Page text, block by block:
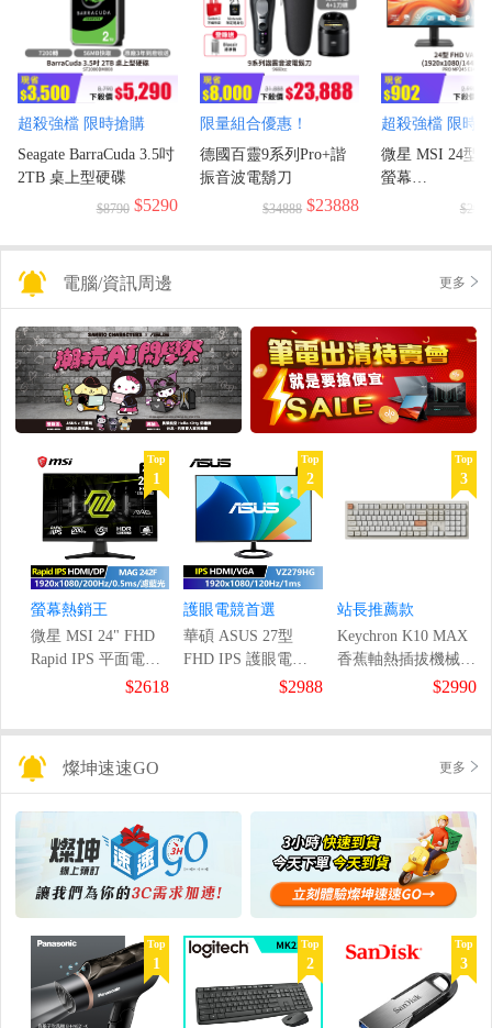
超殺強檔 限時搶購
Seagate BarraCuda 3.5吋
2TB 桌上型硬碟
$8790 $5290
限量組合優惠！
德國百靈9系列Pro+諧
振音波電鬍刀
$34888 $23888
超殺強檔 限時
微星 MSI 24型
螢幕
(1920x1080/$2990
電腦/資訊周邊 更多
Top
1
螢幕熱銷王
微星 MSI 24" FHD
Rapid IPS 平面電競
$2618
Top
2
護眼電競首選
華碩 ASUS 27型
FHD IPS 護眼電競
$2988
Top
3
站長推薦款
Keychron K10 MAX
香蕉軸熱插拔機械鍵
$2990
燦坤速速GO 更多
Top
1
Top
2
Top
3